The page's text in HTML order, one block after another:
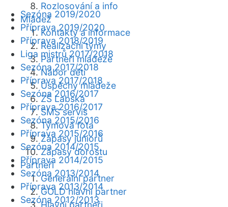
Rozlosování a info
Mládež
Kontakty a informace
Realizační týmy
Partneři mládeže
Nábor dětí
Úspěchy mládeže
ZŠ Labská
SMS servis
Týmová fota
Zápasy juniorů
Zápasy dorostu
Partneři
Generální partner
GOLD hlavní partner
Hlavní partneři
Sezóna 2019/2020
Příprava 2019/2020
Příprava 2018/2019
Liga mistrů 2017/2018
Sezóna 2017/2018
Příprava 2017/2018
Sezóna 2016/2017
Příprava 2016/2017
Sezóna 2015/2016
Příprava 2015/2016
Sezóna 2014/2015
Příprava 2014/2015
Sezóna 2013/2014
Příprava 2013/2014
Sezóna 2012/2013